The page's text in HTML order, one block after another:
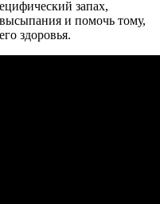
запах,
и помочь тому,
здоровья.